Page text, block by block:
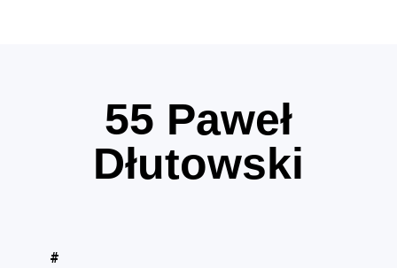
55 Paweł
Dłutowski
#